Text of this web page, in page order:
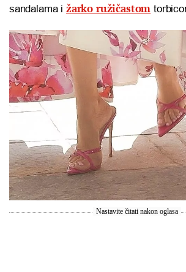
sandalama i žarko ružičastom
Nastavite čitati nakon oglasa